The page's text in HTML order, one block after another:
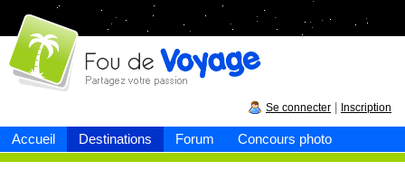
Accueil Destinations Forum Concours photo
Fou devoyage
Se connecter Inscription